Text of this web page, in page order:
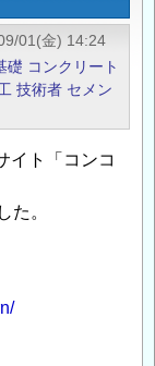
01(金) 14:24
礎 コンクリート
技術者 セメン
イト「コンコ
た。